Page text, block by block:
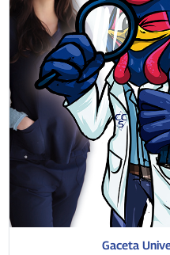
Gaceta